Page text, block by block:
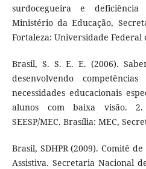
surdocegueira e
Ministério da Educação,
Fortaleza: Universidade Federal
Brasil, S. S. E. E. (2006).
desenvolvendo
necessidades educacionais
alunos com baixa visão.
SEESP/MEC. Brasília: MEC,
Brasil, SDHPR (2009). Comitê
Assistiva. Secretaria Nacional